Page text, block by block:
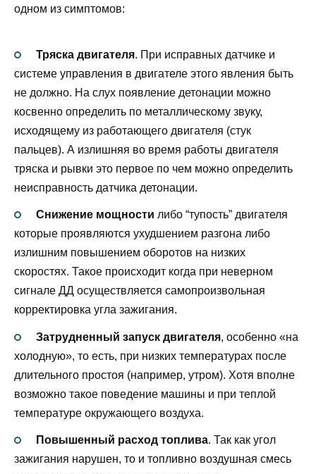
одном из симптомов:
Тряска двигателя. При исправных датчике и
системе управления в двигателе этого явления быть
не должно. На слух появление детонации можно
косвенно определить по металлическому звуку,
исходящему из работающего двигателя (стук
пальцев). А излишняя во время работы двигателя
тряска и рывки это первое по чем можно определить
неисправность датчика детонации.
Снижение мощности либо “тупость” двигателя
которые проявляются ухудшением разгона либо
излишним повышением оборотов на низких
скоростях. Такое происходит когда при неверном
сигнале ДД осуществляется самопроизвольная
корректировка угла зажигания.
Затрудненный запуск двигателя, особенно «на
холодную», то есть, при низких температурах после
длительного простоя (например, утром). Хотя вполне
возможно такое поведение машины и при теплой
температуре окружающего воздуха.
Повышенный расход топлива. Так как угол
зажигания нарушен, то и топливно воздушная смесь